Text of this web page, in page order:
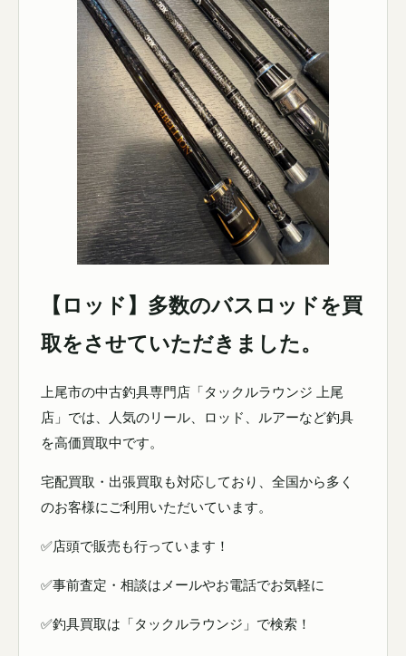
【ロッド】多数のバスロッドを買
取をさせていただきました。
上尾市の中古釣具専門店「タックルラウンジ 上尾
店」では、人気のリール、ロッド、ルアーなど釣具
を高価買取中です。
宅配買取・出張買取も対応しており、全国から多く
のお客様にご利用いただいています。
✅店頭で販売も行っています！
✅事前査定・相談はメールやお電話でお気軽に
✅釣具買取は「タックルラウンジ」で検索！